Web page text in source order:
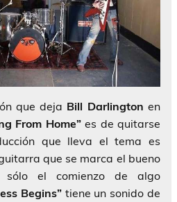
que deja Bill Darlington en
From Home”es de quitarse
que lleva el tema es
que se marca el bueno
el comienzo de algo
Begins”tiene un sonido de